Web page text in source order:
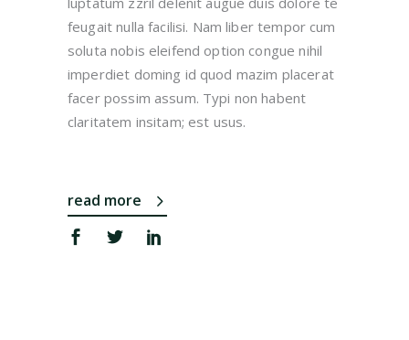
feugait nulla facilisi. Nam liber tempor cum
soluta nobis eleifend option congue nihil
imperdiet doming id quod mazim placerat
facer possim assum. Typi non habent
claritatem insitam; est usus.
read more